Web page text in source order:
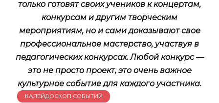
только готовят своих учеников к концертам,
конкурсам и другим творческим
мероприятиям, но и сами доказывают свое
профессиональное мастерство, участвуя в
педагогических конкурсах. Любой конкурс —
это не просто проект, это очень важное
культурное событие для каждого участника.
КАЛЕЙДОСКОП СОБЫТИЙ